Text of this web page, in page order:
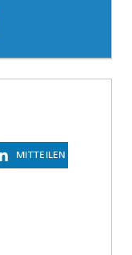
MITTEILEN